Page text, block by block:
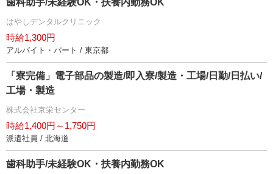
歯科助手/未経験OK・扶養内勤務OK
はやしデンタルクリニック
時給1,300円
アルバイト・パート / 東京都
「寮完備」電子部品の製造/即入寮/製造・工場/日勤/日払い/
工場・製造
株式会社京栄センター
時給1,400円～1,750円
派遣社員 / 北海道
歯科助手/未経験OK・扶養内勤務OK